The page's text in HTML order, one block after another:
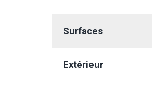
Surfaces
Extérieur